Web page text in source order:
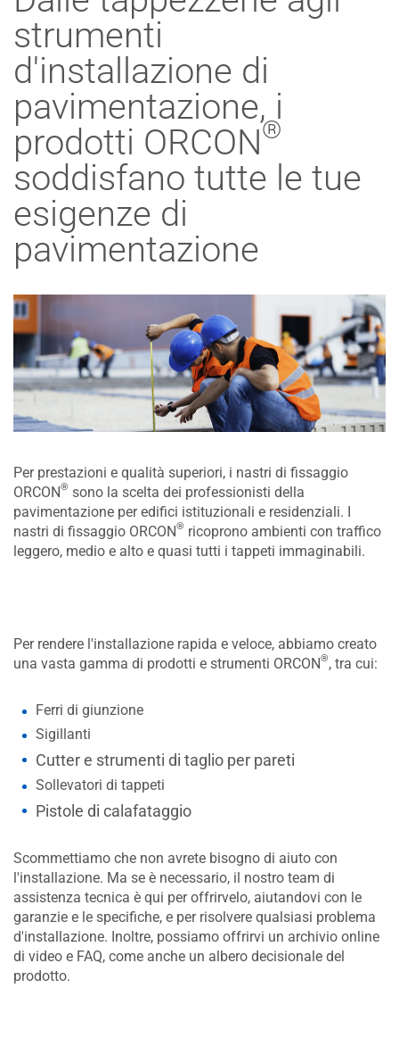
strumenti
d'installazione di
pavimentazione, i
prodotti ORCON®
soddisfano tutte le tue
esigenze di
pavimentazione
Per prestazioni e qualità superiori, i nastri di fissaggio
ORCON® sono la scelta dei professionisti della
pavimentazione per edifici istituzionali e residenziali. I
nastri di fissaggio ORCON® ricoprono ambienti con traffico
leggero, medio e alto e quasi tutti i tappeti immaginabili.
Per rendere l'installazione rapida e veloce, abbiamo creato
una vasta gamma di prodotti e strumenti ORCON®, tra cui:
Ferri di giunzione
Sigillanti
Cutter e strumenti di taglio per pareti
Sollevatori di tappeti
Pistole di calafataggio
Scommettiamo che non avrete bisogno di aiuto con
l'installazione. Ma se è necessario, il nostro team di
assistenza tecnica è qui per offrirvelo, aiutandovi con le
garanzie e le specifiche, e per risolvere qualsiasi problema
d'installazione. Inoltre, possiamo offrirvi un archivio online
di video e FAQ, come anche un albero decisionale del
prodotto.